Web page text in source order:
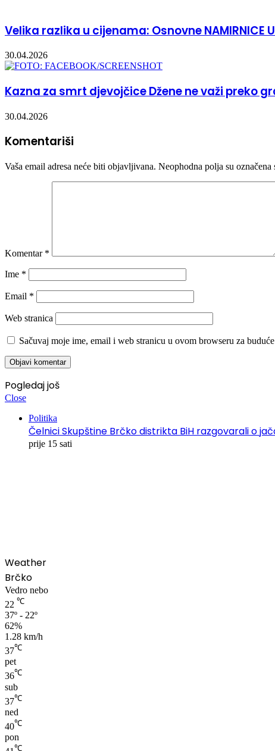
Velika razlika u cijenama: Osnovne NAMIRNICE U
30.04.2026
Kazna za smrt djevojčice Džene ne važi preko
30.04.2026
Komentariši
Vaša email adresa neće biti objavljivana. Neophodna polja su označena
Komentar *
Ime *
Email *
Web stranica
Sačuvaj moje ime, email i web stranicu u ovom browseru za
Pogledaj još
Close
Politika
Čelnici Skupštine Brčko distrikta BiH razgovarali o
prije 15 sati
Weather
Brčko
Vedro nebo
22 ℃
37º - 22º
62%
1.28 km/h
37℃
pet
36℃
sub
37℃
ned
40℃
pon
℃